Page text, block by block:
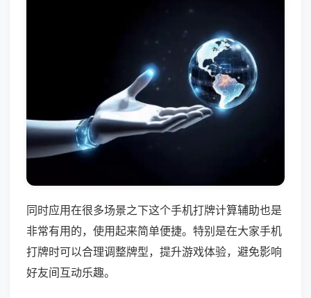
同时应用在很多场景之下这个手机打牌计算辅助也是
非常有用的，使用起来简单便捷。特别是在大家手机
打牌时可以合理调整牌型，提升游戏体验，避免影响
好友间互动乐趣。